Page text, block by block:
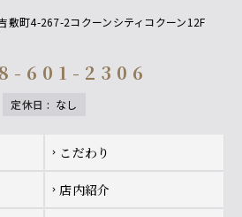
敷町4-267-2コクーンシティコクーン12F
601-2306
定休日 : なし
chevron_right こだわり
chevron_right 店内紹介